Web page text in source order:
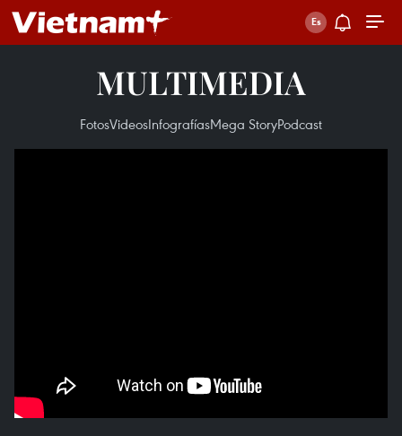
MULTIMEDIA
FotosVideosInfografíasMega StoryPodcast